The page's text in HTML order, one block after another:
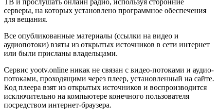
ТВ и прослушать онлайн радио, используя сторонние
серверы, на которых установлено программное обеспечения
для вещания.
Все опубликованные материалы (ссылки на видео и
аудиопотоки) взяты из открытых источников в сети интернет
или были присланы владельцами.
Сервис yootv.online никак не связан с видео-потоками и аудио-
потоками, проходящими через плеер, установленный на сайте.
Код плеера взят из открытых источников и воспроизводится
исключительно на компьютере конечного пользователя
посредством интернет-браузера.